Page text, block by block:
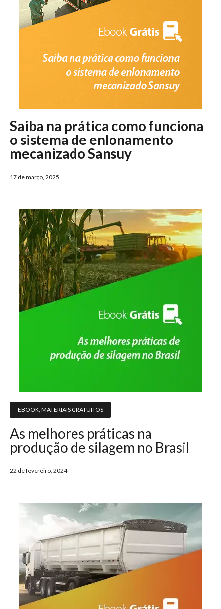
Saiba na prática como funciona
o sistema de enlonamento
mecanizado Sansuy
17 de março, 2025
EBOOK MATERIAIS GRATUITOS
As melhores práticas na
produção de silagem no Brasil
22 de fevereiro, 2024